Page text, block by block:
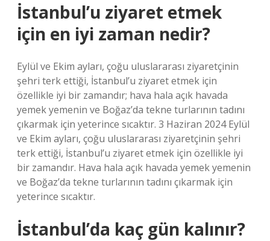
İstanbul’u ziyaret etmek
için en iyi zaman nedir?
Eylül ve Ekim ayları, çoğu uluslararası ziyaretçinin
şehri terk ettiği, İstanbul’u ziyaret etmek için
özellikle iyi bir zamandır; hava hala açık havada
yemek yemenin ve Boğaz’da tekne turlarının tadını
çıkarmak için yeterince sıcaktır. 3 Haziran 2024 Eylül
ve Ekim ayları, çoğu uluslararası ziyaretçinin şehri
terk ettiği, İstanbul’u ziyaret etmek için özellikle iyi
bir zamandır. Hava hala açık havada yemek yemenin
ve Boğaz’da tekne turlarının tadını çıkarmak için
yeterince sıcaktır.
İstanbul’da kaç gün kalınır?